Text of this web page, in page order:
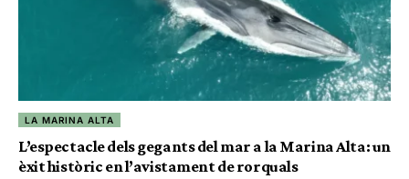
LA MARINA ALTA
L’espectacle dels gegants del mar a la Marina Alta: un
èxit històric en l’avistament de rorquals